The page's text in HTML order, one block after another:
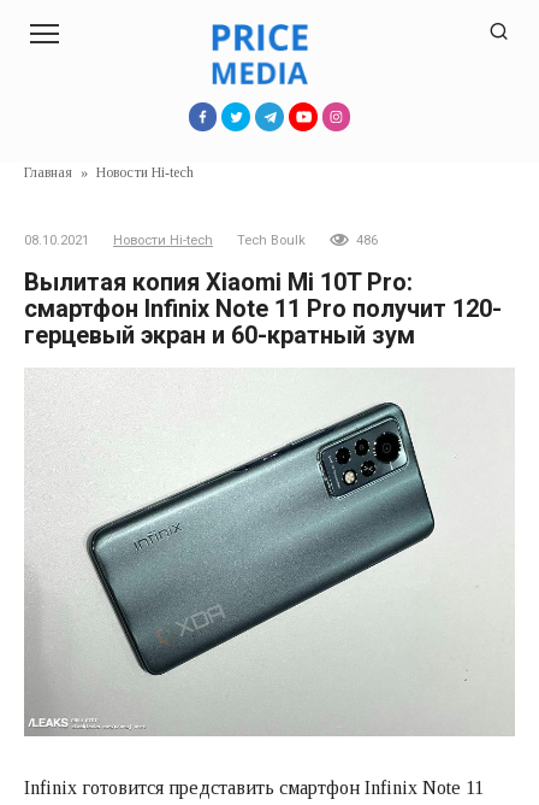
Главная » Новости Hi-tech
08.10.2021 Новости Hi-tech Tech Boulk 486
Вылитая копия Xiaomi Mi 10T Pro:
смартфон Infinix Note 11 Pro получит 120-
герцевый экран и 60-кратный зум
Infinix готовится представить смартфон Infinix Note 11